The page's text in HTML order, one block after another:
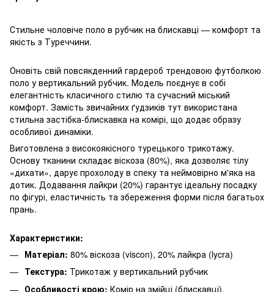
Стильне чоловіче поло в рубчик на блискавці — комфорт та
якість з Туреччини.
Оновіть свій повсякденний гардероб трендовою футболкою
поло у вертикальний рубчик. Модель поєднує в собі
елегантність класичного стилю та сучасний міський
комфорт. Замість звичайних ґудзиків тут використана
стильна застібка-блискавка на комірі, що додає образу
особливої динаміки.
Виготовлена з високоякісного турецького трикотажу.
Основу тканини складає віскоза (80%), яка дозволяє тілу
«дихати», дарує прохолоду в спеку та неймовірно м'яка на
дотик. Додавання лайкри (20%) гарантує ідеальну посадку
по фігурі, еластичність та збереження форми після багатьох
прань.
Характеристики:
Матеріал: 80% віскоза (viscon), 20% лайкра (lycra)
Текстура: Трикотаж у вертикальний рубчик
Особливості крою: Комір на змійці (блискавці),